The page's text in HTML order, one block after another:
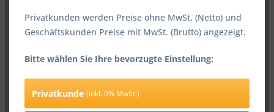
Privatkunden werden Preise ohne MwSt. (Netto) und
Geschäftskunden Preise mit MwSt. (Brutto) angezeigt.
Bitte wählen Sie Ihre bevorzugte Einstellung:
Privatkunde (inkl. 0% MwSt.)